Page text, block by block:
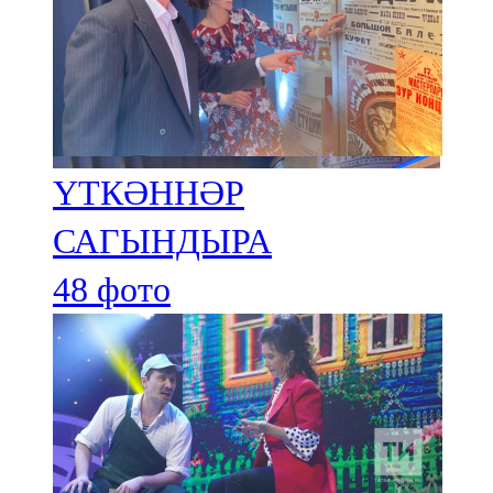
91,0 FM
Шәмәрдән
102,3 FM
Яңа чишмә
107,0 FM
Яр Чаллы
105,5 FM
ҮТКӘННӘР
САГЫНДЫРА
48 фото